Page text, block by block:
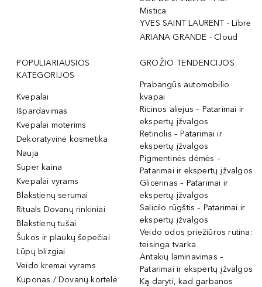
Mistica
YVES SAINT LAURENT - Libre
ARIANA GRANDE - Cloud
POPULIARIAUSIOS
KATEGORIJOS
Kvepalai
Išpardavimas
Kvepalai moterims
Dekoratyvinė kosmetika
Nauja
Super kaina
Kvepalai vyrams
Blakstienų serumai
Rituals Dovanų rinkiniai
Blakstienų tušai
Šukos ir plaukų šepečiai
Lūpų blizgiai
Veido kremai vyrams
Kuponas / Dovanų kortelė
GROŽIO TENDENCIJOS
Prabangūs automobilio
kvapai
Ricinos aliejus – Patarimai ir
ekspertų įžvalgos
Retinolis – Patarimai ir
ekspertų įžvalgos
Pigmentinės dėmės –
Patarimai ir ekspertų įžvalgos
Glicerinas – Patarimai ir
ekspertų įžvalgos
Salicilo rūgštis – Patarimai ir
ekspertų įžvalgos
Veido odos priežiūros rutina:
teisinga tvarka
Antakių laminavimas –
Patarimai ir ekspertų įžvalgos
Ką daryti, kad garbanos